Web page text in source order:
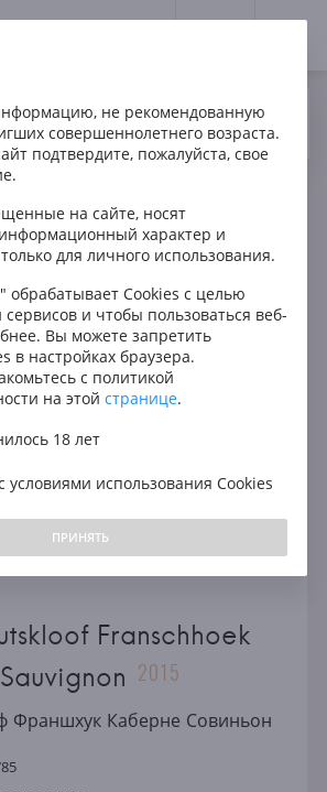
? Да
Красное Сухое
ЮАР
Franschhoek Cabernet Sauvignon
Franschhoek
2015
Франшхук Каберне Совиньон
не рекомендованную
совершеннолетнего возраста.
подтвердите, пожалуйста, свое
на сайте, носят
характер и
для личного использования.
Cookies с целью
и чтобы пользоваться веб-
Вы можете запретить
в настройках браузера.
с политикой
на этой странице.
18 лет
условиями использования Cookies
ПРИНЯТЬ